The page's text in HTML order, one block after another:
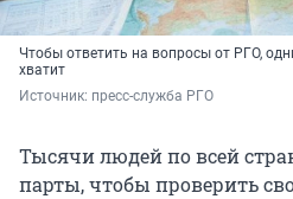
Чтобы ответить на вопросы от РГО,
хватит
Источник: пресс-служба РГО
Тысячи людей по всей
парты, чтобы проверить